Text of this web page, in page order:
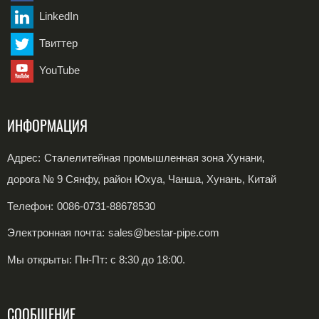
Рулон из углеродистой стали
Катушка из нержавеющей стали
LinkedIn
Твиттер
YouTube
ИНФОРМАЦИЯ
Адрес: Сталелитейная промышленная зона Хунани,
дорога № 9 Сянфу, район Юхуа, Чанша, Хунань, Китай
Телефон: 0086-0731-88678530
Электронная почта: sales@bestar-pipe.com
Мы открыты: Пн-Пт: с 8:30 до 18:00.
СООБЩЕНИЕ